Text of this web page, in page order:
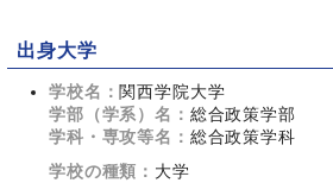
出身大学
学校名： 関西学院大学
学部（学系）名： 総合政策学部
学科・専攻等名： 総合政策学科
学校の種類： 大学